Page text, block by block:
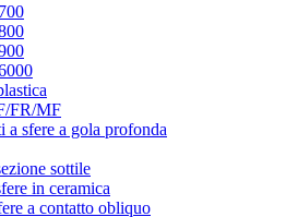
FR/MF
a sfere a gola profonda
sottile
in ceramica
a contatto obliquo